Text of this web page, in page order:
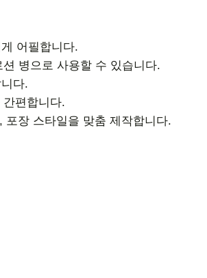
어필합니다.
병으로 사용할 수 있습니다.
다.
편합니다.
장 스타일을 맞춤 제작합니다.